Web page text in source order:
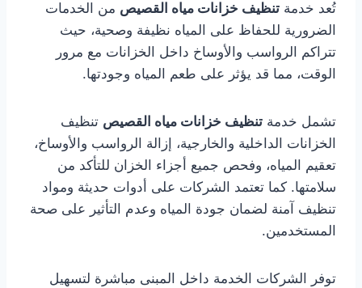
تُعد خدمة تنظيف خزانات مياه القصيص من الخدمات
الضرورية للحفاظ على المياه نظيفة وصحية، حيث
تتراكم الرواسب والأوساخ داخل الخزانات مع مرور
الوقت، مما قد يؤثر على طعم المياه وجودتها.
تشمل خدمة تنظيف خزانات مياه القصيص تنظيف
الخزانات الداخلية والخارجية، إزالة الرواسب والأوساخ،
تعقيم المياه، وفحص جميع أجزاء الخزان للتأكد من
سلامتها. كما تعتمد الشركات على أدوات حديثة ومواد
تنظيف آمنة لضمان جودة المياه وعدم التأثير على صحة
المستخدمين.
توفر الشركات الخدمة داخل المبنى مباشرة لتسهيل